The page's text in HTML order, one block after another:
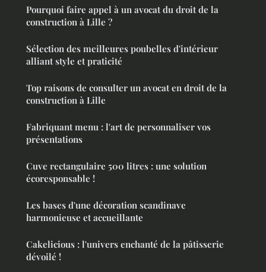
Pourquoi faire appel à un avocat du droit de la
construction à Lille ?
Sélection des meilleures poubelles d'intérieur
alliant style et praticité
Top raisons de consulter un avocat en droit de la
construction à Lille
Fabriquant menu : l'art de personnaliser vos
présentations
Cuve rectangulaire 500 litres : une solution
écoresponsable !
Les bases d'une décoration scandinave
harmonieuse et accueillante
Cakelicious : l'univers enchanté de la pâtisserie
dévoilé !